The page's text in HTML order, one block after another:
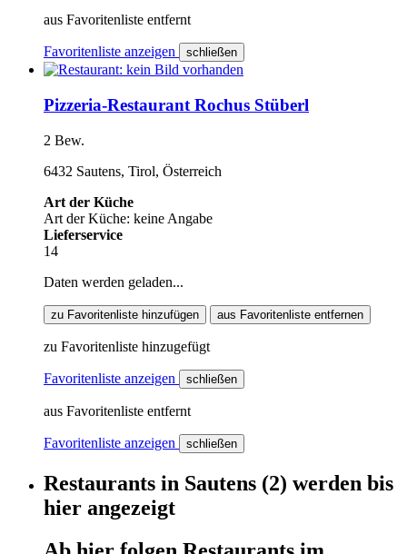
aus Favoritenliste entfernt
Favoritenliste anzeigen schließen
Pizzeria-Restaurant Rochus Stüberl
2 Bew.
6432 Sautens, Tirol, Österreich
Art der Küche
Art der Küche: keine Angabe
Lieferservice
14
Daten werden geladen...
zu Favoritenliste hinzufügen aus Favoritenliste entfernen
zu Favoritenliste hinzugefügt
Favoritenliste anzeigen schließen
aus Favoritenliste entfernt
Favoritenliste anzeigen schließen
Restaurants in Sautens (2) werden bis
hier angezeigt